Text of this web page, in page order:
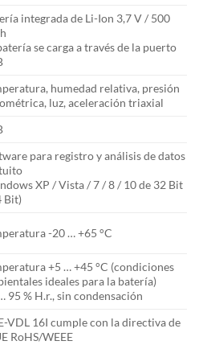
integrada de Li-Ion 3,7 V / 500
se carga a través de la puerto
humedad relativa, presión
luz, aceleración triaxial
para registro y análisis de datos
XP / Vista / 7 / 8 / 10 de 32 Bit
Bit)
-20 … +65 °C
+5 … +45 °C (condiciones
ideales para la batería)
95 % H.r., sin condensación
VDL 16I cumple con la directiva de
RoHS/WEEE